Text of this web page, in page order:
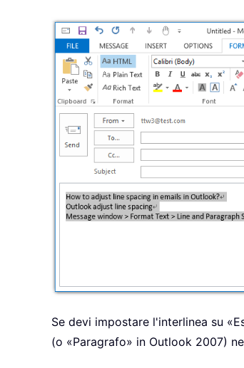
Se devi impostare l'interlinea su
(o «Paragrafo» in Outlook 2007)